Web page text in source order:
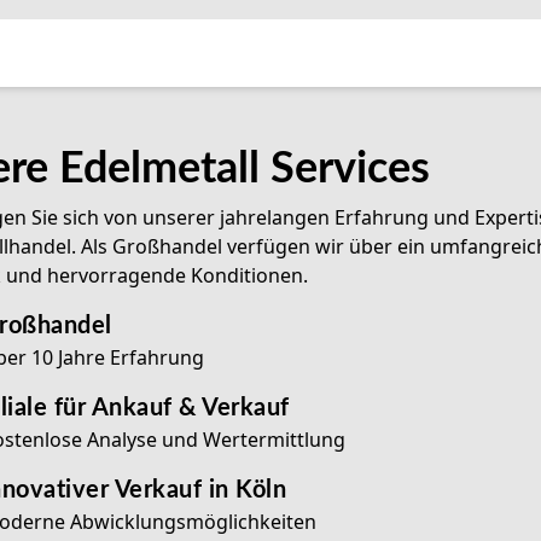
Edelmetall Services
Sie sich von unserer jahrelangen Erfahrung und
Als Großhandel verfügen wir über ein
hervorragende Konditionen.
10 Jahre Erfahrung
für Ankauf & Verkauf
Analyse und Wertermittlung
Verkauf in Köln
Abwicklungsmöglichkeiten